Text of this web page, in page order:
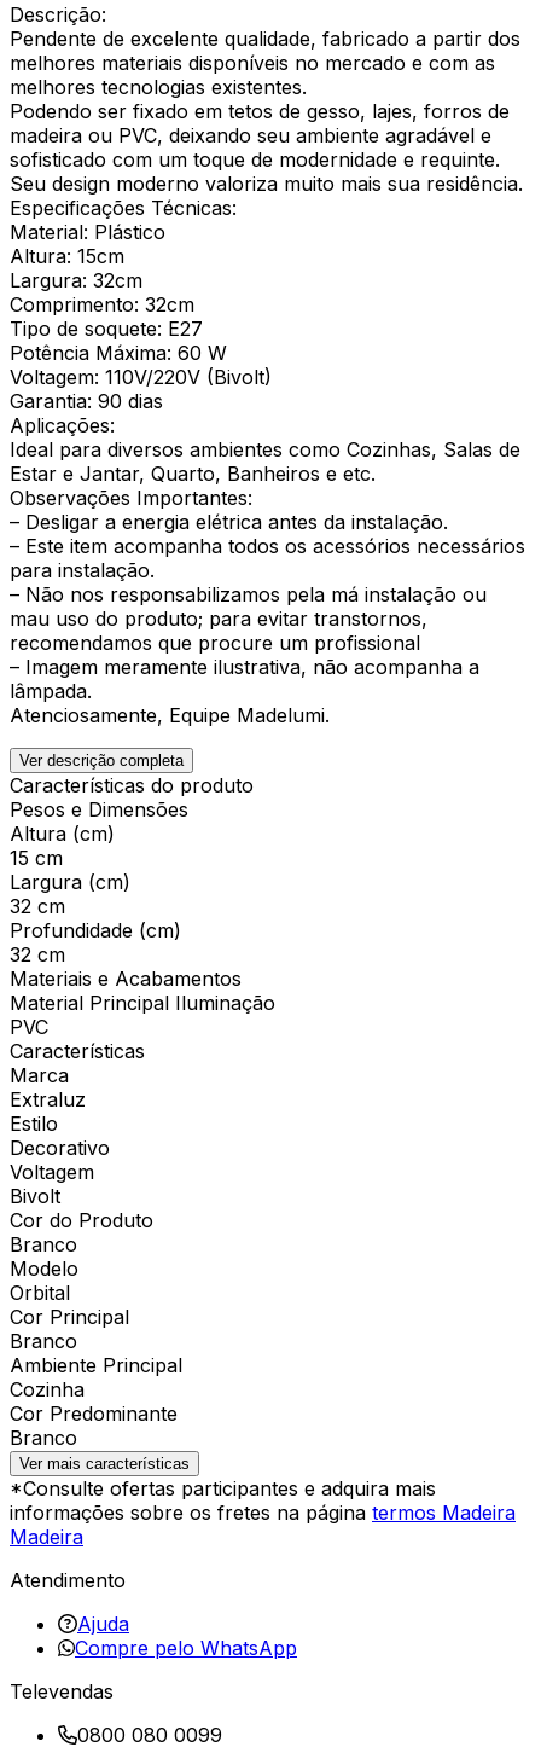
Descrição:
Pendente de excelente qualidade, fabricado a partir dos
melhores materiais disponíveis no mercado e com as
melhores tecnologias existentes.
Podendo ser fixado em tetos de gesso, lajes, forros de
madeira ou PVC, deixando seu ambiente agradável e
sofisticado com um toque de modernidade e requinte.
Seu design moderno valoriza muito mais sua residência.
Especificações Técnicas:
Material: Plástico
Altura: 15cm
Largura: 32cm
Comprimento: 32cm
Tipo de soquete: E27
Potência Máxima: 60 W
Voltagem: 110V/220V (Bivolt)
Garantia: 90 dias
Aplicações:
Ideal para diversos ambientes como Cozinhas, Salas de
Estar e Jantar, Quarto, Banheiros e etc.
Observações Importantes:
– Desligar a energia elétrica antes da instalação.
– Este item acompanha todos os acessórios necessários
para instalação.
– Não nos responsabilizamos pela má instalação ou
mau uso do produto; para evitar transtornos,
recomendamos que procure um profissional
– Imagem meramente ilustrativa, não acompanha a
lâmpada.
Atenciosamente, Equipe Madelumi.
Ver descrição completa
Características do produto
Pesos e Dimensões
Altura (cm)
15 cm
Largura (cm)
32 cm
Profundidade (cm)
32 cm
Materiais e Acabamentos
Material Principal Iluminação
PVC
Características
Marca
Extraluz
Estilo
Decorativo
Voltagem
Bivolt
Cor do Produto
Branco
Modelo
Orbital
Cor Principal
Branco
Ambiente Principal
Cozinha
Cor Predominante
Branco
Ver mais características
*Consulte ofertas participantes e adquira mais
informações sobre os fretes na página termos Madeira
Madeira
Atendimento
Ajuda
Compre pelo WhatsApp
Televendas
0800 080 0099